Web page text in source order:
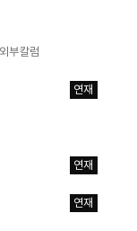
외부칼럼
연재
연재
연재